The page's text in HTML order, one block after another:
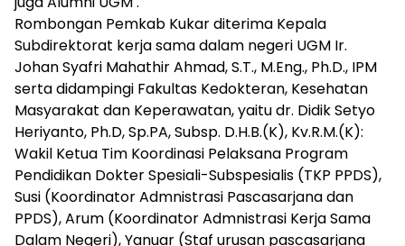
Rombongan Pemkab Kukar diterima Kepala
Subdirektorat kerja sama dalam negeri UGM Ir.
Johan Syafri Mahathir Ahmad, S.T., M.Eng., Ph.D., IPM
serta didampingi Fakultas Kedokteran, Kesehatan
Masyarakat dan Keperawatan, yaitu dr. Didik Setyo
Heriyanto, Ph.D, Sp.PA, Subsp. D.H.B.(K), Kv.R.M.(K):
Wakil Ketua Tim Koordinasi Pelaksana Program
Pendidikan Dokter Spesiali-Subspesialis (TKP PPDS),
Susi (Koordinator Admnistrasi Pascasarjana dan
PPDS), Arum (Koordinator Admnistrasi Kerja Sama
Dalam Negeri), Yanuar (Staf urusan pascasarjana